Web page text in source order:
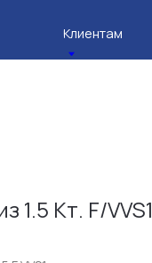
Контакты
Кт. F/